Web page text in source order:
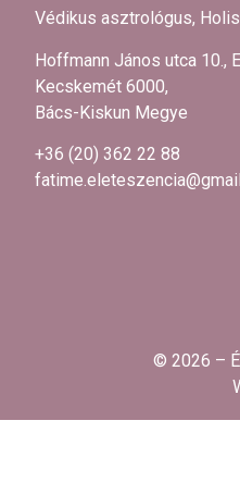
Védikus asztrológus,
Hoffmann János utca 10.,
Kecskemét 6000,
Bács-Kiskun Megye
+36 (20) 362 22 88
© 2026 –